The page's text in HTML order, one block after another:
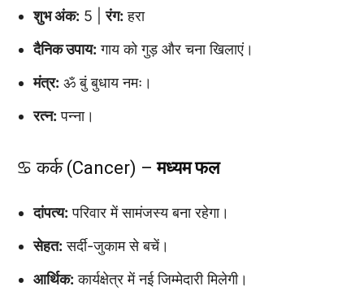
शुभ अंक: 5 |रंग: हरा
दैनिक उपाय: गाय को गुड़ और चना खिलाएं।
मंत्र: ॐ बुं बुधाय नमः।
रत्न: पन्ना।
♋ कर्क (Cancer) –मध्यम फल
दांपत्य: परिवार में सामंजस्य बना रहेगा।
सेहत: सर्दी-जुकाम से बचें।
आर्थिक: कार्यक्षेत्र में नई जिम्मेदारी मिलेगी।